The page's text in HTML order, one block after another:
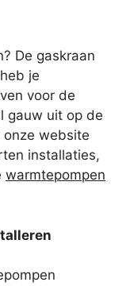
De gaskraan
je
voor de
gauw uit op de
website
installaties,
warmtepompen